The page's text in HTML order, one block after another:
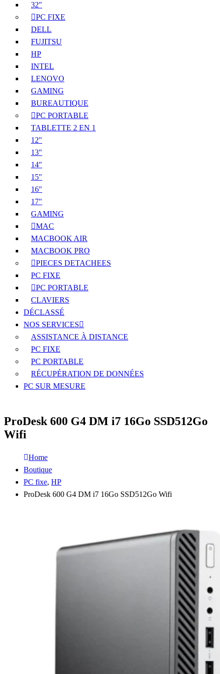
32″
PC FIXE
DELL
FUJITSU
HP
INTEL
LENOVO
GAMING
BUREAUTIQUE
PC PORTABLE
TABLETTE 2 EN 1
12″
13″
14″
15″
16″
17″
GAMING
MAC
MACBOOK AIR
MACBOOK PRO
PIECES DETACHEES
PC FIXE
PC PORTABLE
CLAVIERS
DÉCLASSÉ
NOS SERVICES
ASSISTANCE À DISTANCE
PC FIXE
PC PORTABLE
RÉCUPÉRATION DE DONNÉES
PC SUR MESURE
ProDesk 600 G4 DM i7 16Go SSD512Go
Wifi
Home
Boutique
PC fixe, HP
ProDesk 600 G4 DM i7 16Go SSD512Go Wifi